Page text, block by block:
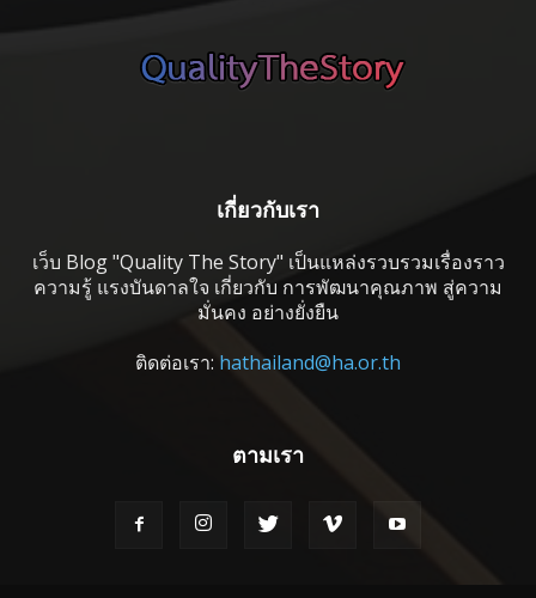
เกี่ยวกับเรา
เว็บ Blog "Quality The Story" เป็นแหล่งรวบรวมเรื่องราว
ความรู้ แรงบันดาลใจ เกี่ยวกับ การพัฒนาคุณภาพ สู่ความ
มั่นคง อย่างยั่งยืน
ติดต่อเรา: hathailand@ha.or.th
ตามเรา